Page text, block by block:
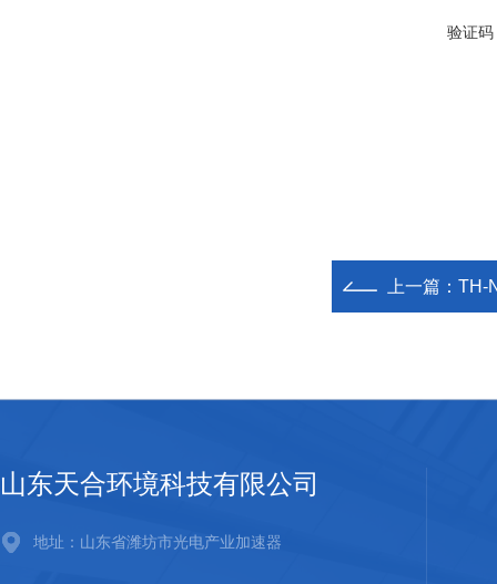
验证码
上一篇： TH-
山东天合环境科技有限公司
地址：山东省潍坊市光电产业加速器